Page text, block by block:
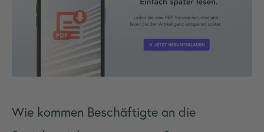
Wie kommen Beschäftigte an die